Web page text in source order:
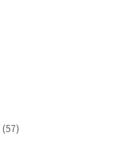
(57)